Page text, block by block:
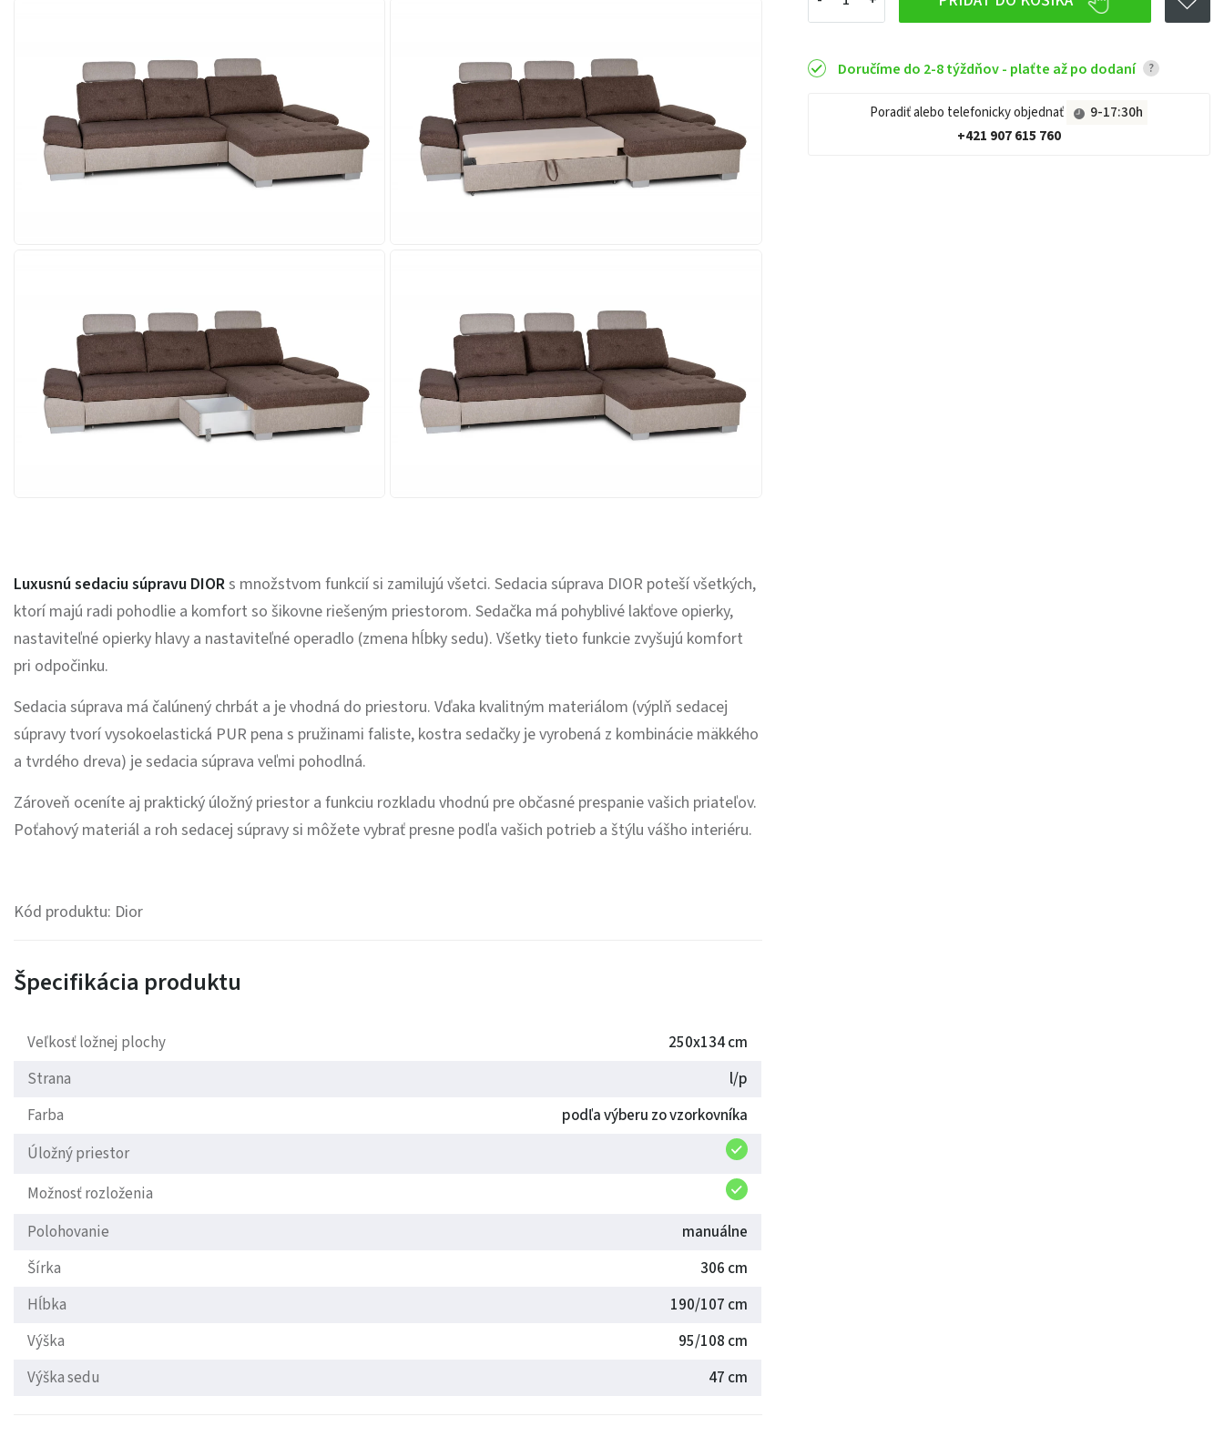
Doručíme do 2-8 týždňov - plaťte až po dodaní ?
Poradiť alebo telefonicky objednať
9-17:30h
+421 907 615 760
Luxusnú sedaciu súpravu DIORs množstvom funkcií si zamilujú všetci. Sedacia súprava DIOR poteší všetkých,
ktorí majú radi pohodlie a komfort so šikovne riešeným priestorom. Sedačka má pohyblivé lakťove opierky,
nastaviteľné opierky hlavy a nastaviteľné operadlo (zmena hĺbky sedu). Všetky tieto funkcie zvyšujú komfort
pri odpočinku.
Sedacia súprava má čalúnený chrbát a je vhodná do priestoru. Vďaka kvalitným materiálom (výplň sedacej
súpravy tvorí vysokoelastická PUR pena s pružinami faliste, kostra sedačky je vyrobená z kombinácie mäkkého
a tvrdého dreva) je sedacia súprava veľmi pohodlná.
Zároveň oceníte aj praktický úložný priestor a funkciu rozkladu vhodnú pre občasné prespanie vašich priateľov.
Poťahový materiál a roh sedacej súpravy si môžete vybrať presne podľa vašich potrieb a štýlu vášho interiéru.
Kód produktu: Dior
Špecifikácia produktu
Veľkosť ložnej plochy
250x134 cm
Strana
l/p
Farba
podľa výberu zo vzorkovníka
Úložný priestor
Možnosť rozloženia
Polohovanie
manuálne
Šírka
306 cm
Hĺbka
190/107 cm
Výška
95/108 cm
Výška sedu
47 cm